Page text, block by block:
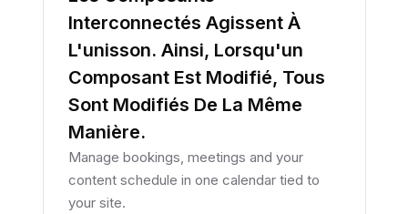
Interconnectés Agissent À
L'unisson. Ainsi, Lorsqu'un
Composant Est Modifié, Tous
Sont Modifiés De La Même
Manière.
Manage bookings, meetings and your
content schedule in one calendar tied to
your site.